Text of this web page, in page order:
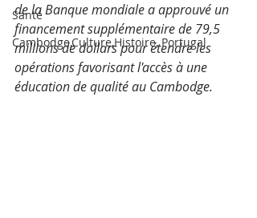
Santé
Cambodge,Culture,Histoire, Portugal
de la Banque mondiale a approuvé un
financement supplémentaire de 79,5
millions de dollars pour étendre les
opérations favorisant l'accès à une
éducation de qualité au Cambodge.